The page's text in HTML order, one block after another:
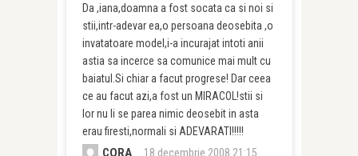
Da ,iana,doamna a fost socata ca si noi si
stii,intr-adevar ea,o persoana deosebita ,o
invatatoare model,i-a incurajat intoti anii
astia sa incerce sa comunice mai mult cu
baiatul.Si chiar a facut progrese! Dar ceea
ce au facut azi,a fost un MIRACOL!stii si
lor nu li se parea nimic deosebit in asta
erau firesti,normali si ADEVARATI!!!!!
CORA 18 decembrie 2008 21:15